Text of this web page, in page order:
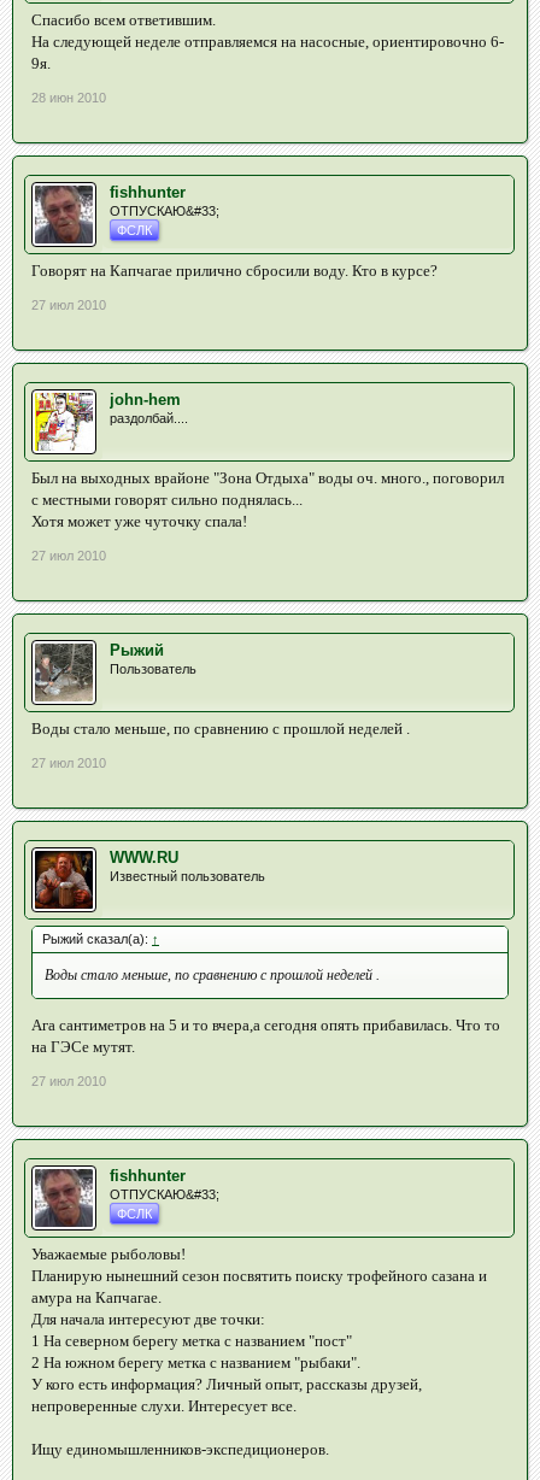
Спасибо всем ответившим.
На следующей неделе отправляемся на насосные, ориентировочно 6-
9я.
28 июн 2010
fishhunter
ОТПУСКАЮ&#33;
ФСЛК
Говорят на Капчагае прилично сбросили воду. Кто в курсе?
27 июл 2010
john-hem
раздолбай....
Был на выходных врайоне "Зона Отдыха" воды оч. много., поговорил
с местными говорят сильно поднялась...
Хотя может уже чуточку спала!
27 июл 2010
Рыжий
Пользователь
Воды стало меньше, по сравнению с прошлой неделей .
27 июл 2010
WWW.RU
Известный пользователь
Рыжий сказал(а): ↑
Воды стало меньше, по сравнению с прошлой неделей .
Ага сантиметров на 5 и то вчера,а сегодня опять прибавилась. Что то
на ГЭСе мутят.
27 июл 2010
fishhunter
ОТПУСКАЮ&#33;
ФСЛК
Уважаемые рыболовы!
Планирую нынешний сезон посвятить поиску трофейного сазана и
амура на Капчагае.
Для начала интересуют две точки:
1 На северном берегу метка с названием "пост"
2 На южном берегу метка с названием "рыбаки".
У кого есть информация? Личный опыт, рассказы друзей,
непроверенные слухи. Интересует все.
Ищу единомышленников-экспедиционеров.